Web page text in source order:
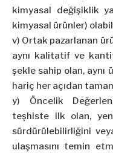
kimyasal değişiklik
kimyasal ürünler)
v) Ortak pazarlanan
aynı kalitatif ve
şekle sahip olan,
hariç her açıdan
y) Öncelik
teşhiste ilk olan,
sürdürülebilirliğini
ulaşmasını temin